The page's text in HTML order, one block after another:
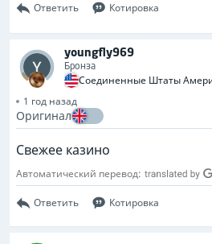
Ответить Котировка
youngfly969
Бронза
Соединенные Штаты
1 год назад
Оригинал
Свежее казино
Автоматический перевод:
Ответить Котировка